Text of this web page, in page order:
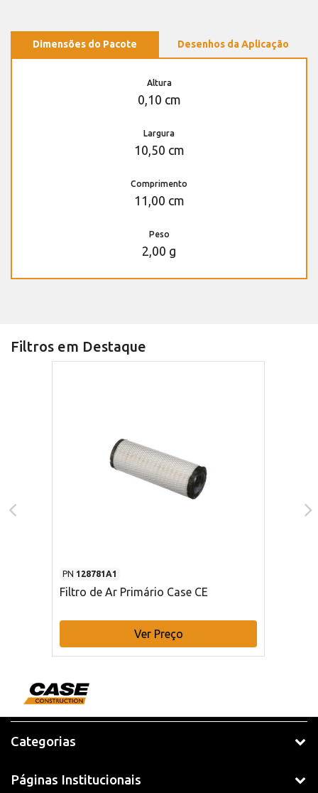
Dimensões do Pacote Desenhos da Aplicação
Altura
0,10 cm
Largura
10,50 cm
Comprimento
11,00 cm
Peso
2,00 g
Filtros em Destaque
PN 128781A1
Filtro de Ar Primário Case CE
Ver Preço
Categorias
Páginas Institucionais